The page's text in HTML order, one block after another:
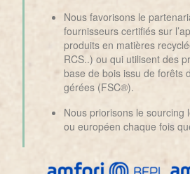
Nous favorisons le
fournisseurs certifiés sur
produits en matières
RCS..) ou qui utilisent des
base de bois issu de forêts
gérées (FSC®).
Nous priorisons le sourcing
ou européen chaque fois
Image